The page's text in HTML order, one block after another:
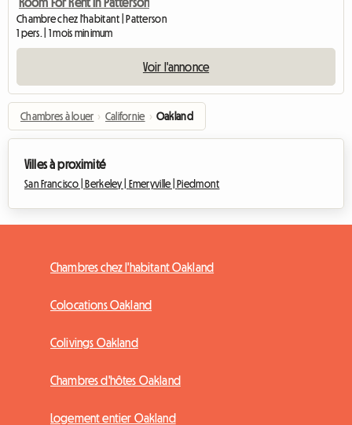
Chambre chez l'habitant | Patterson
1 pers. | 1 mois minimum
Voir l'annonce
Chambres à louer › Californie › Oakland
Villes à proximité
San Francisco |Berkeley | Emeryville |Piedmont
Chambres chez l'habitant Oakland
Colocations Oakland
Colivings Oakland
Chambres d'hôtes Oakland
Logement entier Oakland